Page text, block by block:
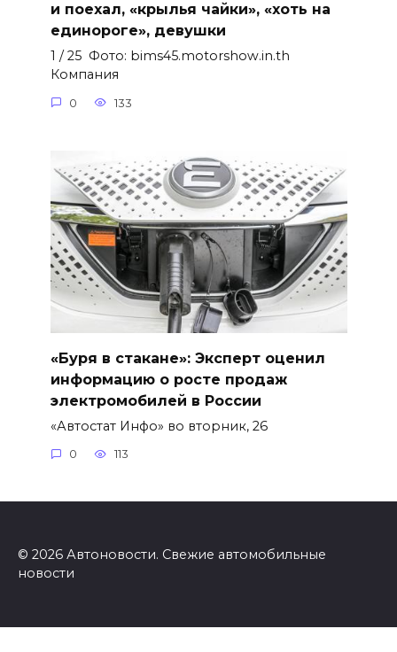
и поехал, «крылья чайки», «хоть на
единороге», девушки
1 / 25 Фото: bims45.motorshow.in.th
Компания
0 133
«Буря в стакане»: Эксперт оценил
информацию о росте продаж
электромобилей в России
«Автостат Инфо» во вторник, 26
0 113
© 2026 Автоновости. Свежие автомобильные
новости